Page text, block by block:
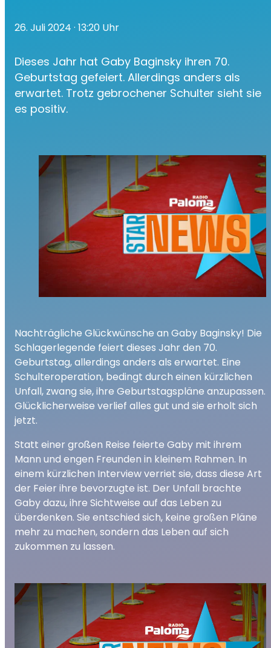
26. Juli 2024 · 13:20 Uhr
Dieses Jahr hat Gaby Baginsky ihren 70.
Geburtstag gefeiert. Allerdings anders als
erwartet. Trotz gebrochener Schulter sieht sie
es positiv.
Nachträgliche Glückwünsche an Gaby Baginsky! Die
Schlagerlegende feiert dieses Jahr den 70.
Geburtstag, allerdings anders als erwartet. Eine
Schulteroperation, bedingt durch einen kürzlichen
Unfall, zwang sie, ihre Geburtstagspläne anzupassen.
Glücklicherweise verlief alles gut und sie erholt sich
jetzt.
Statt einer großen Reise feierte Gaby mit ihrem
Mann und engen Freunden in kleinem Rahmen. In
einem kürzlichen Interview verriet sie, dass diese Art
der Feier ihre bevorzugte ist. Der Unfall brachte
Gaby dazu, ihre Sichtweise auf das Leben zu
überdenken. Sie entschied sich, keine großen Pläne
mehr zu machen, sondern das Leben auf sich
zukommen zu lassen.